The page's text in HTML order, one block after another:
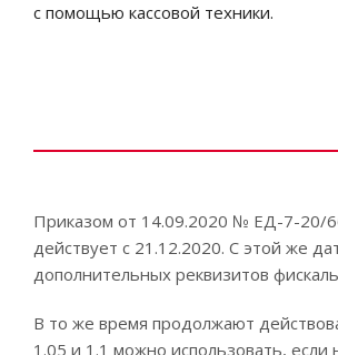
с помощью кассовой техники.
Приказом от 14.09.2020 № ЕД-7-20/
действует с 21.12.2020. С этой же
дополнительных реквизитов
В то же время продолжают
1.05 и 1.1 можно использовать,